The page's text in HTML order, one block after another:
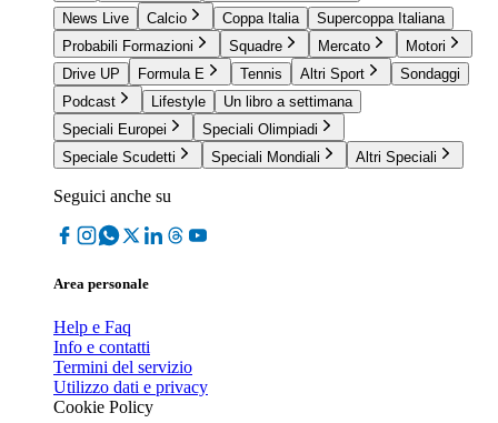
News Live
Calcio Coppa Italia
Supercoppa Italiana
Probabili Formazioni
Squadre Mercato
Motori
Drive UP
Formula E Tennis Altri Sport
Sondaggi
Podcast
Lifestyle
Un libro a settimana
Speciali Europei
Speciali Olimpiadi
Speciale Scudetti
Speciali Mondiali Altri Speciali
Seguici anche su
Area personale
Help e Faq
Info e contatti
Termini del servizio
Utilizzo dati e privacy
Cookie Policy